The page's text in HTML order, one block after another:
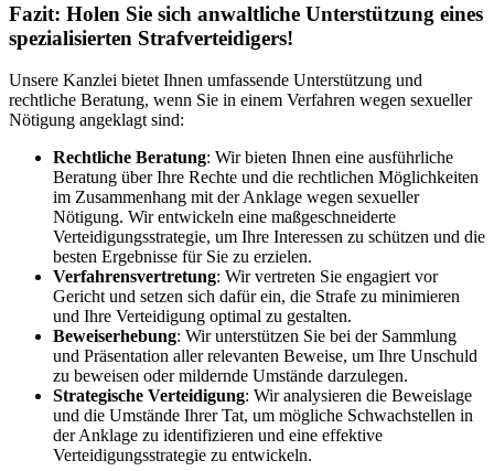
Fazit: Holen Sie sich anwaltliche Unterstützung eines
spezialisierten Strafverteidigers!
Unsere Kanzlei bietet Ihnen umfassende Unterstützung und
rechtliche Beratung, wenn Sie in einem Verfahren wegen sexueller
Nötigung angeklagt sind:
Rechtliche Beratung: Wir bieten Ihnen eine ausführliche
Beratung über Ihre Rechte und die rechtlichen Möglichkeiten
im Zusammenhang mit der Anklage wegen sexueller
Nötigung. Wir entwickeln eine maßgeschneiderte
Verteidigungsstrategie, um Ihre Interessen zu schützen und die
besten Ergebnisse für Sie zu erzielen.
Verfahrensvertretung: Wir vertreten Sie engagiert vor
Gericht und setzen sich dafür ein, die Strafe zu minimieren
und Ihre Verteidigung optimal zu gestalten.
Beweiserhebung: Wir unterstützen Sie bei der Sammlung
und Präsentation aller relevanten Beweise, um Ihre Unschuld
zu beweisen oder mildernde Umstände darzulegen.
Strategische Verteidigung: Wir analysieren die Beweislage
und die Umstände Ihrer Tat, um mögliche Schwachstellen in
der Anklage zu identifizieren und eine effektive
Verteidigungsstrategie zu entwickeln.